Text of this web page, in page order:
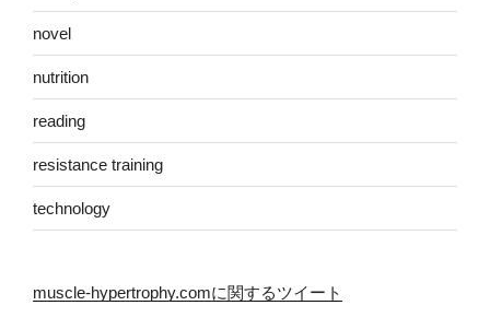
novel
nutrition
reading
resistance training
technology
muscle-hypertrophy.comに関するツイート